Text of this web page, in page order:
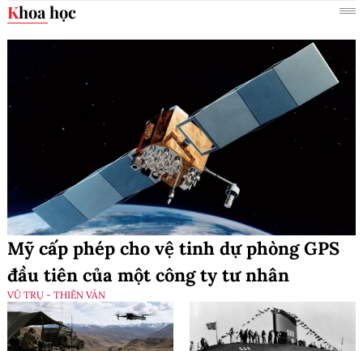
Khoa học
Mỹ cấp phép cho vệ tinh dự phòng GPS
đầu tiên của một công ty tư nhân
VŨ TRỤ - THIÊN VĂN